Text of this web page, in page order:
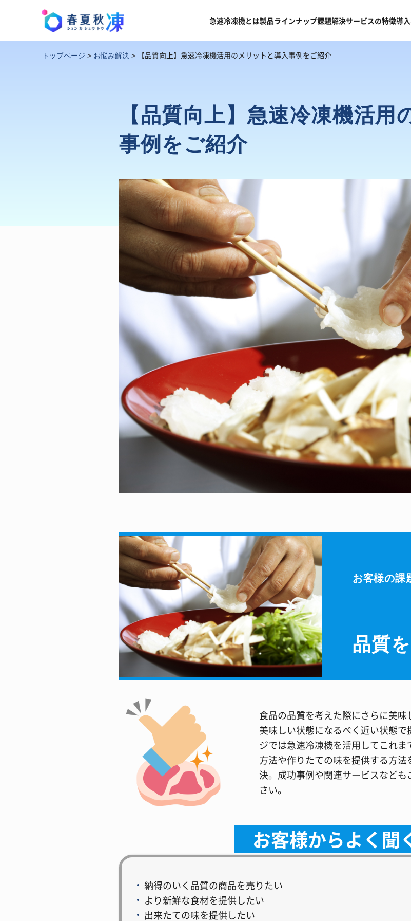
急速冷凍機とは製品ラインナップ課題解決サービスの特徴導入
トップページ > お悩み解決> 【品質向上】急速冷凍機活用のメリットと導入事例をご紹介
【品質向上】急速冷凍機活用
事例をご紹介
お客様の課
品質
食品の品質を考えた際にさらに美
美味しい状態になるべく近い状態
ジでは急速冷凍機を活用してこれ
方法や作りたての味を提供する方
決。成功事例や関連サービスなど
さい。
お客様からよく聞
納得のいく品質の商品を売りたい
より新鮮な食材を提供したい
出来たての味を提供したい